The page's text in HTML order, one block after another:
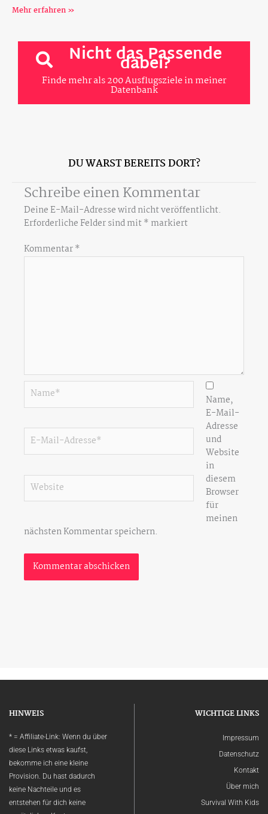
Mehr erfahren »
Nicht das Passende
dabei?
Finde mehr als 200 Ausflugsziele in meiner
Datenbank
DU WARST BEREITS DORT?
Schreibe einen Kommentar
Deine E-Mail-Adresse wird nicht veröffentlicht.
Erforderliche Felder sind mit* markiert
Kommentar*
Name*
E-
Mail-
Website
Name,
E-Mail-
Adresse
und
Website
in
diesem
Browser
für
meinen
nächsten Kommentar speichern.
HINWEIS
* = Affiliate-Link: Wenn du über
diese Links etwas kaufst,
bekomme ich eine kleine
Provision. Du hast dadurch
keine Nachteile und es
entstehen für dich keine
WICHTIGE LINKS
Impressum
Datenschutz
Kontakt
Über mich
Survival With Kids